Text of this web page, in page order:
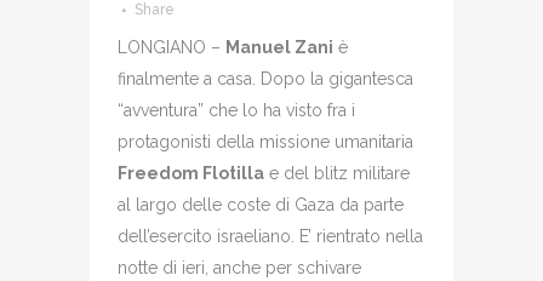
Share
LONGIANO – Manuel Zani è
finalmente a casa. Dopo la gigantesca
“avventura” che lo ha visto fra i
protagonisti della missione umanitaria
Freedom Flotilla e del blitz militare
al largo delle coste di Gaza da parte
dell’esercito israeliano. E’ rientrato nella
notte di ieri, anche per schivare